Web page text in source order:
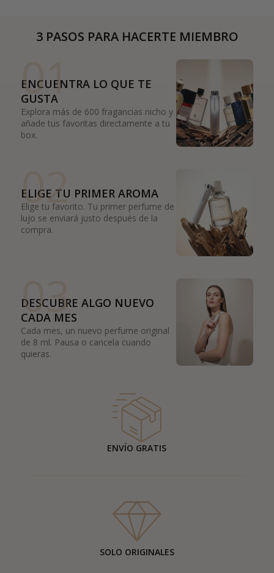
3 PASOS PARA HACERTE MIEMBRO
01
ENCUENTRA LO QUE TE
GUSTA
Explora más de 600 fragancias nicho y
añade tus favoritas directamente a tu
box.
02
ELIGE TU PRIMER AROMA
Elige tu favorito. Tu primer perfume de
lujo se enviará justo después de la
compra.
03
DESCUBRE ALGO NUEVO
CADA MES
Cada mes, un nuevo perfume original
de 8 ml. Pausa o cancela cuando
quieras.
ENVÍO GRATIS
SOLO ORIGINALES